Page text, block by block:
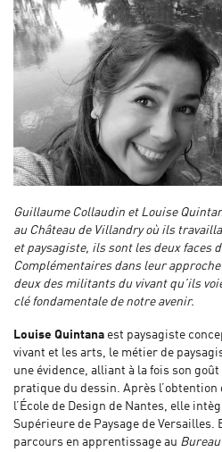
Guillaume Collaudin et Louise
au Château de Villandry où ils
et paysagiste, ils sont les deux faces
Complémentaires dans leur
deux des militants du vivant qu’ils
clé fondamentale de notre avenir.
Louise Quintana est paysagiste
vivant et les arts, le métier de
une évidence, alliant à la fois son
pratique du dessin. Après l’obtention
l’École de Design de Nantes, elle
Supérieure de Paysage de Versailles.
parcours en apprentissage au Bureau